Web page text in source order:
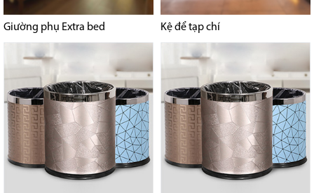
Giường phụ Extra bed Kệ để tạp chí